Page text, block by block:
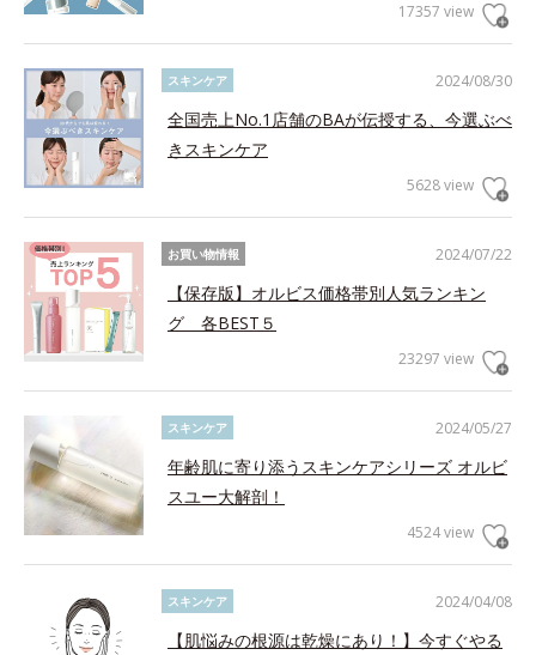
17357 view
2024/08/30
スキンケア
全国売上No.1店舗のBAが伝授する、今選ぶべ
きスキンケア
5628 view
2024/07/22
お買い物情報
【保存版】オルビス価格帯別人気ランキン
グ 各BEST５
23297 view
2024/05/27
スキンケア
年齢肌に寄り添うスキンケアシリーズ オルビ
スユー大解剖！
4524 view
2024/04/08
スキンケア
【肌悩みの根源は乾燥にあり！】今すぐやる